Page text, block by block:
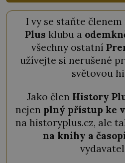
I vy se staňte členem
Plus klubu a
všechny ostatní
užívejte si nerušené
světovou
Jako člen History
nejen plný přístup ke
na historyplus.cz, ale
na knihy a